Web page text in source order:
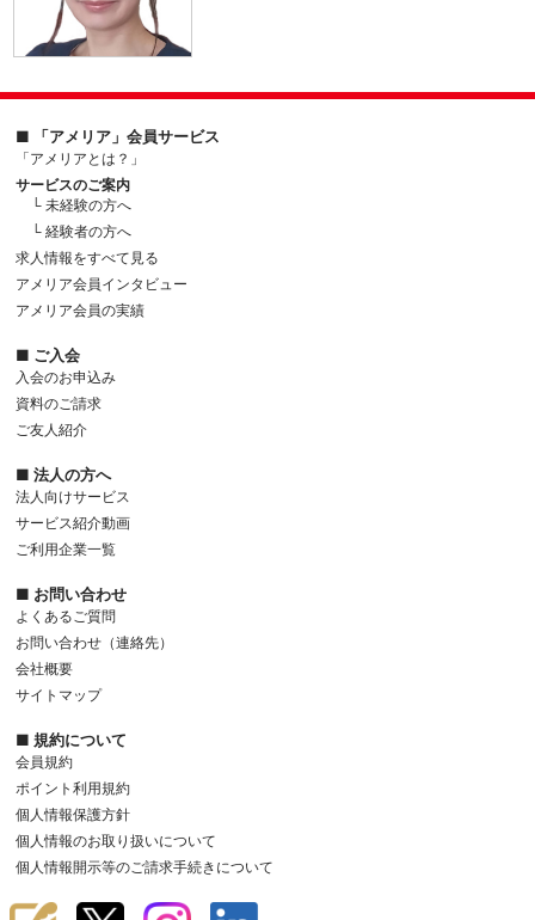
■ 「アメリア」会員サービス
「アメリアとは？」
サービスのご案内
└ 未経験の方へ
└ 経験者の方へ
求人情報をすべて見る
アメリア会員インタビュー
アメリア会員の実績
■ ご入会
入会のお申込み
資料のご請求
ご友人紹介
■ 法人の方へ
法人向けサービス
サービス紹介動画
ご利用企業一覧
■ お問い合わせ
よくあるご質問
お問い合わせ（連絡先）
会社概要
サイトマップ
■ 規約について
会員規約
ポイント利用規約
個人情報保護方針
個人情報のお取り扱いについて
個人情報開示等のご請求手続きについて